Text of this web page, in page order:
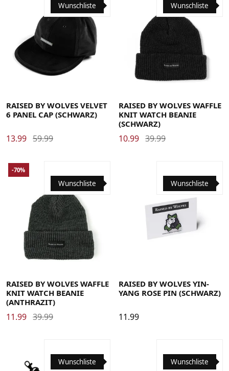
Wunschliste
RAISED BY WOLVES VELVET
6 PANEL CAP (SCHWARZ)
13.99 59.99
Wunschliste
RAISED BY WOLVES WAFFLE
KNIT WATCH BEANIE
(SCHWARZ)
10.99 39.99
Wunschliste
-70%
RAISED BY WOLVES WAFFLE
KNIT WATCH BEANIE
(ANTHRAZIT)
11.99 39.99
Wunschliste
RAISED BY WOLVES YIN-
YANG ROSE PIN (SCHWARZ)
11.99
Wunschliste Wunschliste